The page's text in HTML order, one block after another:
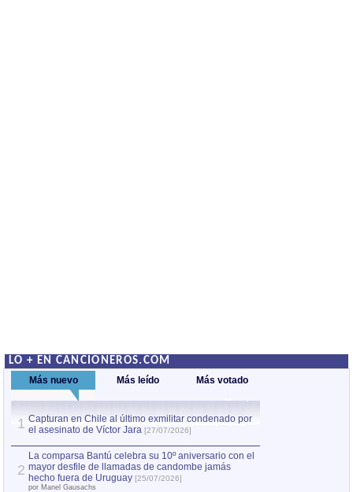
LO + EN CANCIONEROS.COM
Más nuevo Más leído Más votado
1 Capturan en Chile al último exmilitar condenado por
el asesinato de Víctor Jara [27/07/2026]
2
La comparsa Bantú celebra su 10º aniversario con el
mayor desfile de llamadas de candombe jamás
hecho fuera de Uruguay [25/07/2026]
por Manel Gausachs